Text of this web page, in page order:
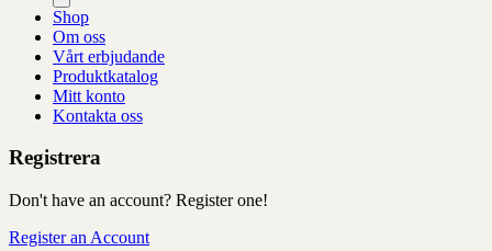
Shop
Om oss
Vårt erbjudande
Produktkatalog
Mitt konto
Kontakta oss
Registrera
Don't have an account? Register one!
Register an Account